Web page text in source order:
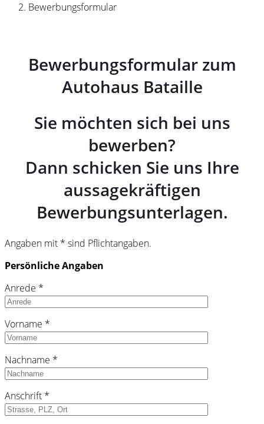
Bewerbungsformular
Bewerbungsformular zum
Autohaus Bataille
Sie möchten sich bei uns
bewerben?
Dann schicken Sie uns Ihre
aussagekräftigen
Bewerbungsunterlagen.
Angaben mit * sind Pflichtangaben.
Persönliche Angaben
Anrede *
Vorname *
Nachname *
Anschrift *